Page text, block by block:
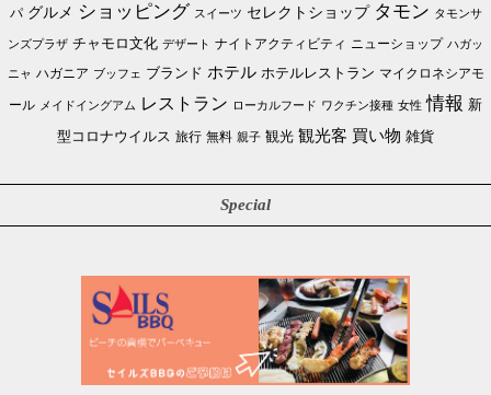
パ グルメ ショッピング スイーツ セレクトショップ タモン タモンサ
ンズプラザ チャモロ文化 デザート ナイトアクティビティ ニューショップ ハガッ
ニャ ハガニア ブッフェ ブランド ホテル ホテルレストラン マイクロネシアモ
ール メイドイングアム レストラン ローカルフード ワクチン接種 女性 情報 新
型コロナウイルス 旅行 無料 親子 観光 観光客 買い物 雑貨
Special